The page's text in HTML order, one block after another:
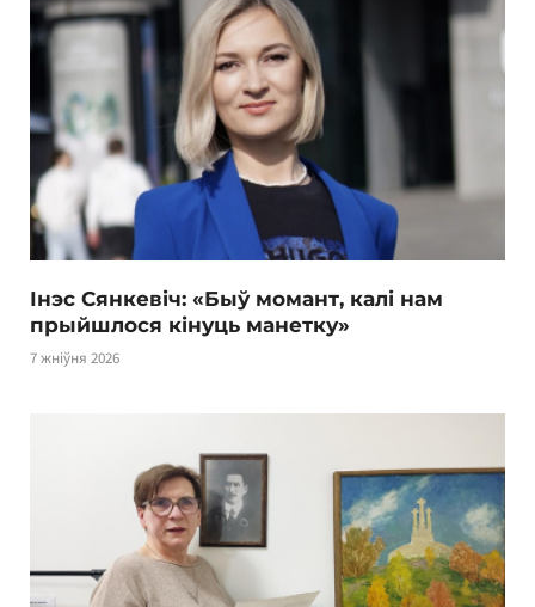
Інэс Сянкевіч: «Быў момант, калі нам
прыйшлося кінуць манетку»
7 жніўня 2026